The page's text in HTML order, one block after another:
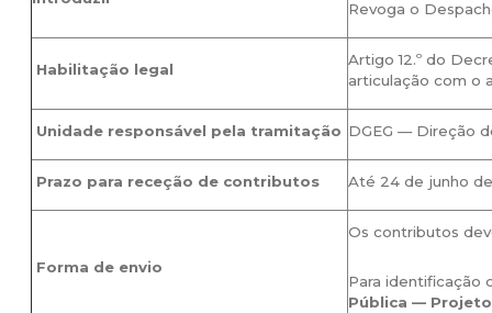
Revoga o
Habilitação legal
Artigo 12.º do
articulação com o
Unidade responsável pela tramitação DGEG — Direção
Prazo para receção de contributos Até 24 de junho
Forma de envio
Os contributos
Para identificação
Pública —